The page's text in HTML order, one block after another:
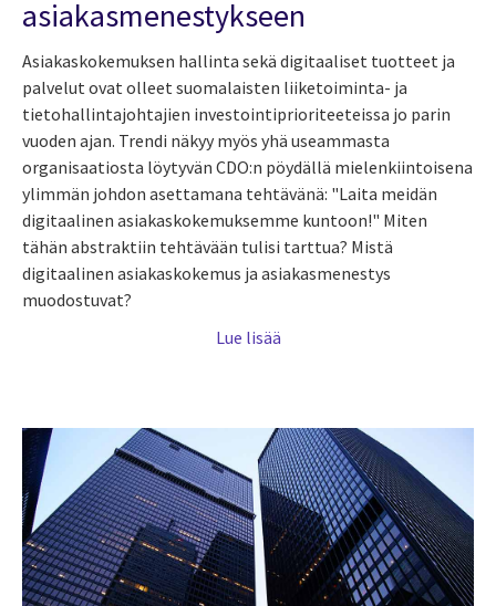
asiakasmenestykseen
Asiakaskokemuksen hallinta sekä digitaaliset tuotteet ja
palvelut ovat olleet suomalaisten liiketoiminta- ja
tietohallintajohtajien investointiprioriteeteissa jo parin
vuoden ajan. Trendi näkyy myös yhä useammasta
organisaatiosta löytyvän CDO:n pöydällä mielenkiintoisena
ylimmän johdon asettamana tehtävänä: "Laita meidän
digitaalinen asiakaskokemuksemme kuntoon!" Miten
tähän abstraktiin tehtävään tulisi tarttua? Mistä
digitaalinen asiakaskokemus ja asiakasmenestys
muodostuvat?
Lue lisää